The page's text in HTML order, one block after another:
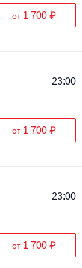
от 1 700 ₽
23:00
от 1 700 ₽
23:00
от 1 700 ₽